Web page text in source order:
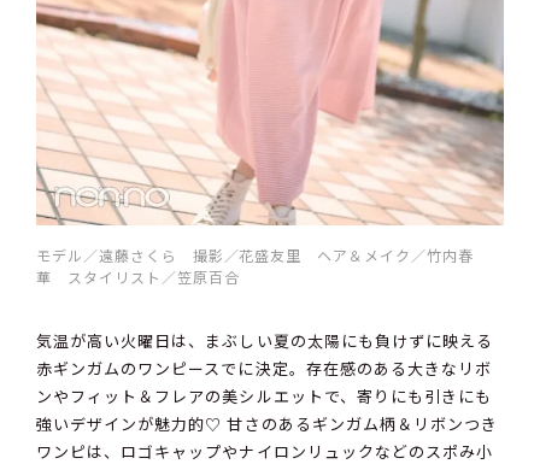
モデル／遠藤さくら 撮影／花盛友里 ヘア＆メイク／竹内春
華 スタイリスト／笠原百合
気温が高い火曜日は、まぶしい夏の太陽にも負けずに映える
赤ギンガムのワンピースでに決定。存在感のある大きなリボ
ンやフィット＆フレアの美シルエットで、寄りにも引きにも
強いデザインが魅力的♡ 甘さのあるギンガム柄＆リボンつき
ワンピは、ロゴキャップやナイロンリュックなどのスポみ小